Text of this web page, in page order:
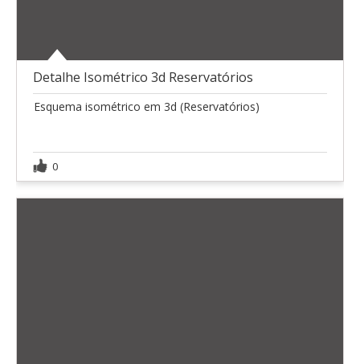
Detalhe Isométrico 3d Reservatórios
Esquema isométrico em 3d (Reservatórios)
0